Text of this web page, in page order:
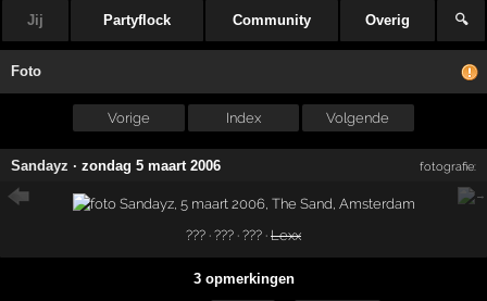
Jij Partyflock Community Overig 🔍
Foto
Vorige Index Volgende
Sandayz ·zondag 5 maart 2006 fotografie:
??? · ??? · ??? · Lexx
3 opmerkingen